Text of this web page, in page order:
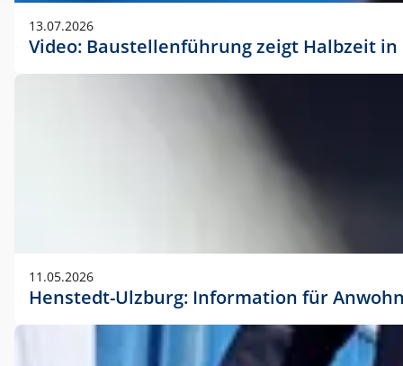
13.07.2026
Video: Baustellenführung zeigt Halbzeit
11.05.2026
Henstedt-Ulzburg: Information für